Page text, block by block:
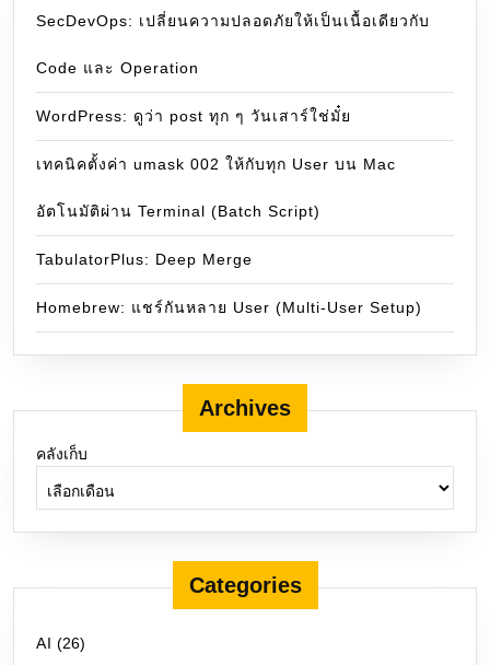
SecDevOps: เปลี่ยนความปลอดภัยให้เป็นเนื้อเดียวกับ
Code และ Operation
WordPress: ดูว่า post ทุก ๆ วันเสาร์ใช่มั๋ย
เทคนิคตั้งค่า umask 002 ให้กับทุก User บน Mac
อัตโนมัติผ่าน Terminal (Batch Script)
TabulatorPlus: Deep Merge
Homebrew: แชร์กันหลาย User (Multi-User Setup)
Archives
คลังเก็บ
Categories
AI (26)